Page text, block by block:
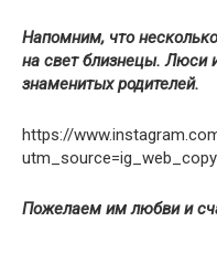
Напомним, что
на свет близнецы. Люси
знаменитых родителей.
https://
Пожелаем им любви и